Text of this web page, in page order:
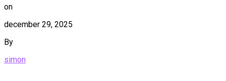
on
december 29, 2025
By
simon